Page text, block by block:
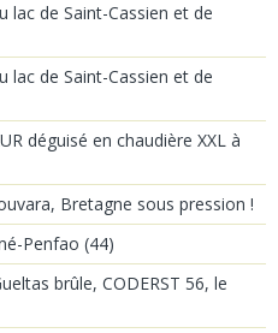
lac de Saint-Cassien et de
lac de Saint-Cassien et de
déguisé en chaudière XXL à
Bretagne sous pression !
Penfao (44)
brûle, CODERST 56, le